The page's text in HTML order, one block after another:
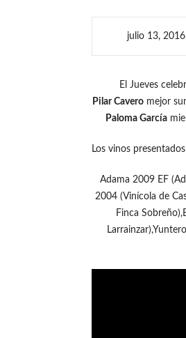
julio 13, 2016
El Jueves
Pilar Cavero mejor
Paloma García
Los vinos
Adama 2009 EF
2004 (Vinícola de
Finca